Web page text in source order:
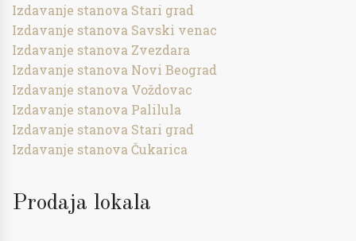
Izdavanje stanova Stari grad
Izdavanje stanova Savski venac
Izdavanje stanova Zvezdara
Izdavanje stanova Novi Beograd
Izdavanje stanova Voždovac
Izdavanje stanova Palilula
Izdavanje stanova Stari grad
Izdavanje stanova Čukarica
Prodaja lokala